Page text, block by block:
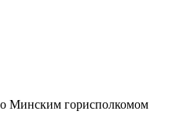
Минским горисполкомом